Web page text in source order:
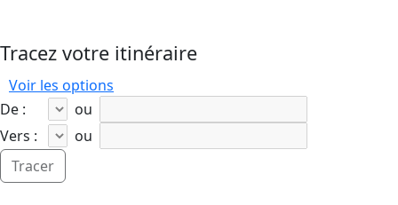
Tracez votre itinéraire
Voir les options
De :
ou
Vers :
ou